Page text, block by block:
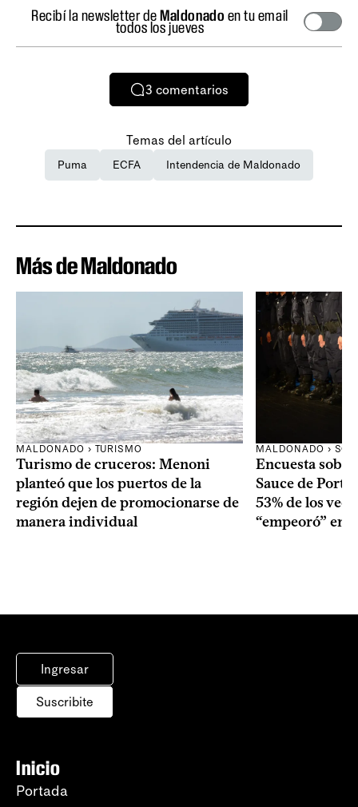
Recibí la newsletter deMaldonado en tu email
todos los jueves
3 comentarios
Temas del artículo
Puma ECFA Intendencia de Maldonado
Más de Maldonado
MALDONADO › TURISMO
Turismo de cruceros: Menoni
planteó que los puertos de la
región dejen de promocionarse de
manera individual
MALDONADO ›
Encuesta
Sauce de
53% de los
“empeoró” en
Ingresar
Suscribite
Inicio
Portada